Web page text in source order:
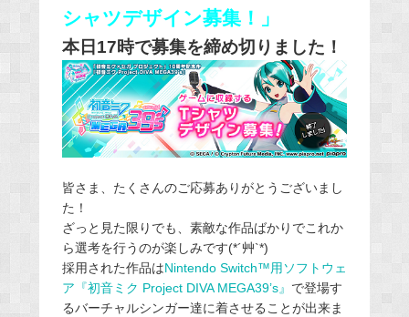
o
k
シャツデザイン募集！」
本日17時で募集を締め切りました！
皆さま、たくさんのご応募ありがとうございまし
た！
ざっと見た限りでも、素敵な作品ばかりでこれか
ら選考を行うのが楽しみです(*´艸`*)
採用された作品はNintendo Switch™用ソフトウェ
ア『初音ミク Project DIVA MEGA39’s』 で登場す
るバーチャルシンガー達に着させることが出来ま